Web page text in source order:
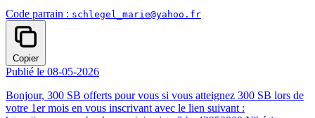
Code parrain : schlegel_marie@yahoo.fr
Copier
Publié le 08-05-2026
Bonjour, 300 SB offerts pour vous si vous atteignez 300 SB lors de
votre 1er mois en vous inscrivant avec le lien suivant :